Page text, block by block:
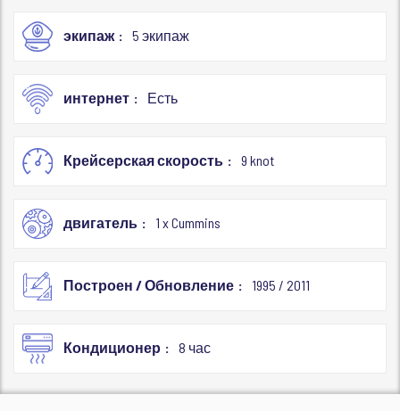
экипаж 5 экипаж
интернет Есть
Крейсерская скорость 9 knot
двигатель 1 x Cummins
Построен / Обновление 1995 / 2011
Кондиционер 8 час